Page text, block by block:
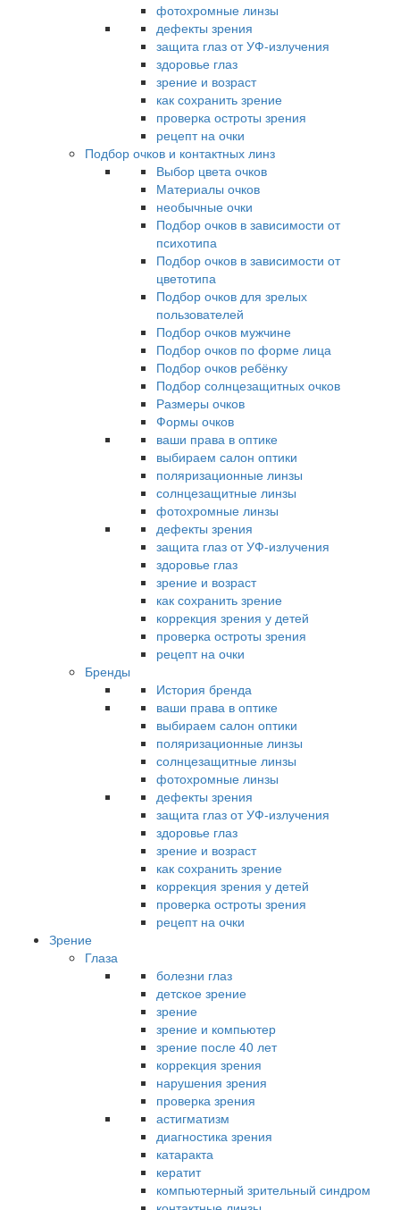
фотохромные линзы
дефекты зрения
защита глаз от УФ-излучения
здоровье глаз
зрение и возраст
как сохранить зрение
проверка остроты зрения
рецепт на очки
Подбор очков и контактных линз
Выбор цвета очков
Материалы очков
необычные очки
Подбор очков в зависимости от
психотипа
Подбор очков в зависимости от
цветотипа
Подбор очков для зрелых
пользователей
Подбор очков мужчине
Подбор очков по форме лица
Подбор очков ребёнку
Подбор солнцезащитных очков
Размеры очков
Формы очков
ваши права в оптике
выбираем салон оптики
поляризационные линзы
солнцезащитные линзы
фотохромные линзы
дефекты зрения
защита глаз от УФ-излучения
здоровье глаз
зрение и возраст
как сохранить зрение
коррекция зрения у детей
проверка остроты зрения
рецепт на очки
Бренды
История бренда
ваши права в оптике
выбираем салон оптики
поляризационные линзы
солнцезащитные линзы
фотохромные линзы
дефекты зрения
защита глаз от УФ-излучения
здоровье глаз
зрение и возраст
как сохранить зрение
коррекция зрения у детей
проверка остроты зрения
рецепт на очки
Зрение
Глаза
болезни глаз
детское зрение
зрение
зрение и компьютер
зрение после 40 лет
коррекция зрения
нарушения зрения
проверка зрения
астигматизм
диагностика зрения
катаракта
кератит
компьютерный зрительный синдром